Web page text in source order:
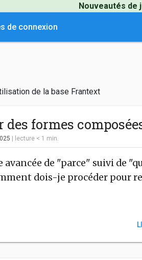
Nouveautés de
de connexion
de la base Frantext
formes
lecture < 1 min.
de "parce" suivi de
dois-je procéder pour